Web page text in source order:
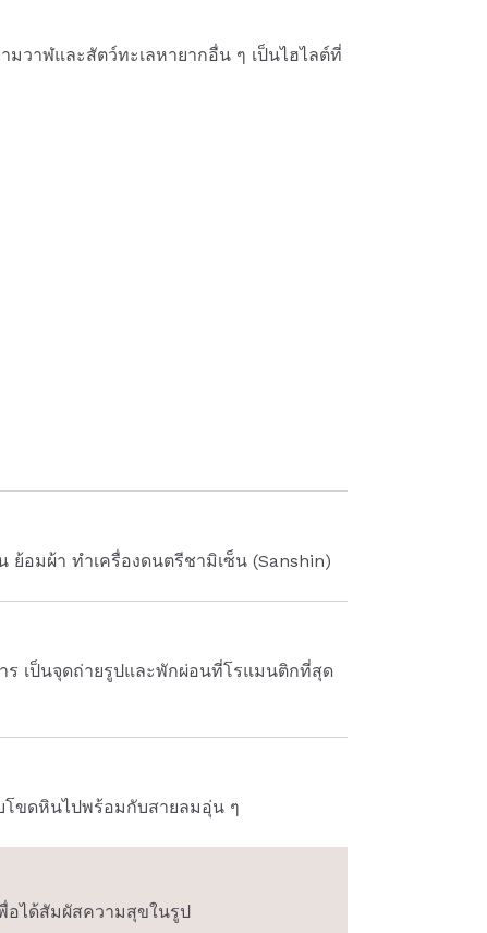
วาฬและสัตว์ทะเลหายากอื่น ๆ เป็นไฮไลต์ที่
อมผ้า ทำเครื่องดนตรีชามิเซ็น (Sanshin)
ร เป็นจุดถ่ายรูปและพักผ่อนที่โรแมนติกที่สุด
โขดหินไปพร้อมกับสายลมอุ่น ๆ
อได้สัมผัสความสุขในรูป